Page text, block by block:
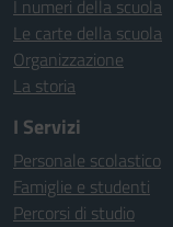
I numeri della scuola
Le carte della scuola
Organizzazione
La storia
I Servizi
Personale scolastico
Famiglie e studenti
Percorsi di studio